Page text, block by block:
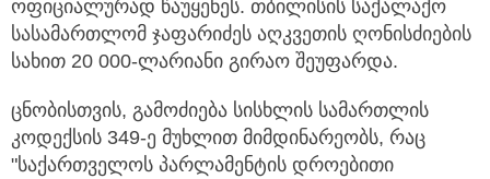
ოფიციალურად წაუყენეს. თბილისის საქალაქო
სასამართლომ ჯაფარიძეს აღკვეთის ღონისძიების
სახით 20 000-ლარიანი გირაო შეუფარდა.
ცნობისთვის, გამოძიება სისხლის სამართლის
კოდექსის 349-ე მუხლით მიმდინარეობს, რაც
"საქართველოს პარლამენტის დროებითი